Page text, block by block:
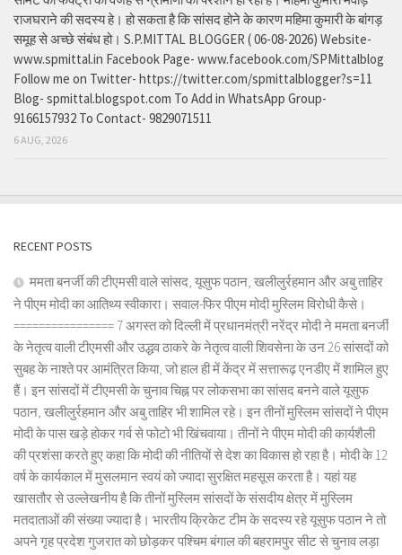
राजघराने की सदस्य हे। हो सकता है कि सांसद होने के कारण महिमा कुमारी के बांगड़
समूह से अच्छे संबंध हो। S.P.MITTAL BLOGGER ( 06-08-2026) Website-
www.spmittal.in Facebook Page- www.facebook.com/SPMittalblog
Follow me on Twitter- https://twitter.com/spmittalblogger?s=11
Blog- spmittal.blogspot.com To Add in WhatsApp Group-
9166157932 To Contact- 9829071511
6 AUG, 2026
RECENT POSTS
ममता बनर्जी की टीएमसी वाले सांसद, यूसुफ पठान, खलीलुर्रहमान और अबु ताहिर
ने पीएम मोदी का आतिथ्य स्वीकारा। सवाल-फिर पीएम मोदी मुस्लिम विरोधी कैसे।
================ 7 अगस्त को दिल्ली में प्रधानमंत्री नरेंद्र मोदी ने ममता बनर्जी
के नेतृत्व वाली टीएमसी और उद्धव ठाकरे के नेतृत्व वाली शिवसेना के उन 26 सांसदों को
सुबह के नाश्ते पर आमंत्रित किया, जो हाल ही में केंद्र में सत्तारूढ़ एनडीए में शामिल हुए
हैं। इन सांसदों में टीएमसी के चुनाव चिह्न पर लोकसभा का सांसद बनने वाले यूसुफ
पठान, खलीलुर्रहमान और अबु ताहिर भी शामिल रहे। इन तीनों मुस्लिम सांसदों ने पीएम
मोदी के पास खड़े होकर गर्व से फोटो भी खिंचवाया। तीनों ने पीएम मोदी की कार्यशैली
की प्रशंसा करते हुए कहा कि मोदी की नीतियों से देश का विकास हो रहा है। मोदी के 12
वर्ष के कार्यकाल में मुसलमान स्वयं को ज्यादा सुरक्षित महसूस करता है। यहां यह
खासतौर से उल्लेखनीय है कि तीनों मुस्लिम सांसदों के संसदीय क्षेत्र में मुस्लिम
मतदाताओं की संख्या ज्यादा है। भारतीय क्रिकेट टीम के सदस्य रहे यूसुफ पठान ने तो
अपने गृह प्रदेश गुजरात को छोड़कर पश्चिम बंगाल की बहरामपुर सीट से चुनाव लड़ा